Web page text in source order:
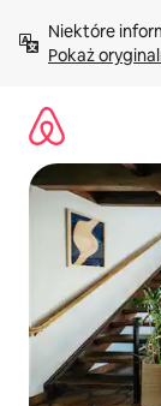
treści Pokaż